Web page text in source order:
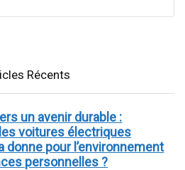
Récents
un avenir durable :
voitures électriques
donne pour l’environnement
personnelles ?